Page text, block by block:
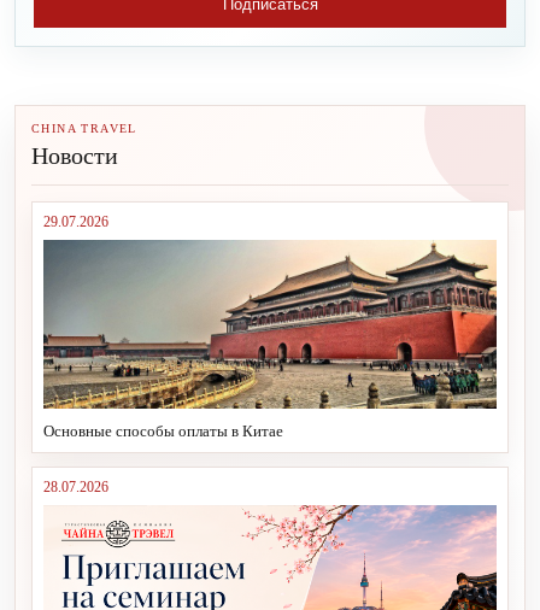
Подписаться
CHINA TRAVEL
Новости
29.07.2026
Основные способы оплаты в Китае
28.07.2026